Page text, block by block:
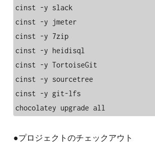
cinst -y slack
cinst -y jmeter
cinst -y 7zip
cinst -y heidisql
cinst -y TortoiseGit
cinst -y sourcetree
cinst -y git-lfs
chocolatey upgrade all
●プロジェクトのチェックアウト